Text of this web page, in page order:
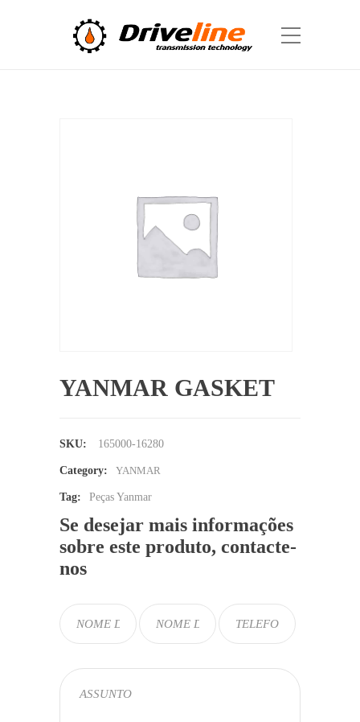
YANMAR GASKET
SKU: 165000-16280
Category: YANMAR
Tag: Peças Yanmar
Se desejar mais informações
sobre este produto, contacte-
nos